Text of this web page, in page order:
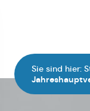
Sie sind hier: